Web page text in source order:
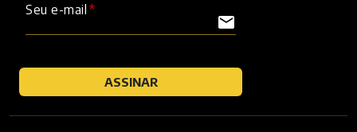
Seu e-mail
mail
ASSINAR